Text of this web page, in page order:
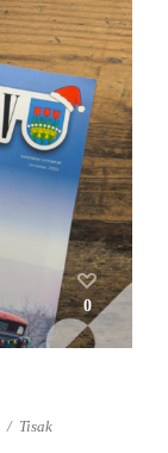
0
Tisak